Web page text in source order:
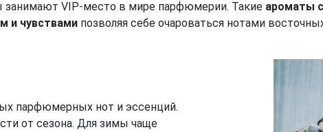
VIP-место в мире парфюмерии. Такие ароматы
и чувствами позволяя себе очароваться нотами
парфюмерных нот и эссенций.
от сезона. Для зимы чаще